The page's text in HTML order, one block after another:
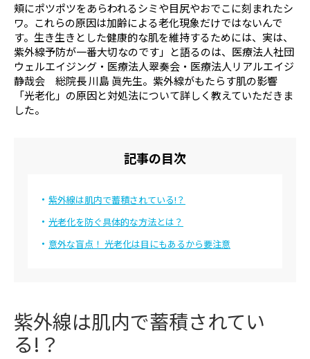
動画カテゴリ一覧
からだ（内科） からだ（外科）
こころ 感染症
更年期（男性・女
性）
泌尿器
ドクターなんでも相談室
美容ジャーナリストの「深堀りコラム」
生活習慣チェック
河合 隆徳 川島 眞
頬にポツポツをあらわれるシミや目尻やおでこに刻まれたシ
ワ。これらの原因は加齢による老化現象だけではないんで
す。生き生きとした健康的な肌を維持するためには、実は、
紫外線予防が一番大切なのです」と語るのは、医療法人社団
ウェルエイジング・医療法人翠奏会・医療法人リアルエイジ
静哉会 総院長 川島 眞先生。紫外線がもたらす肌の影響
「光老化」の原因と対処法について詳しく教えていただきま
した。
記事の目次
紫外線は肌内で蓄積されている!？
光老化を防ぐ具体的な方法とは？
意外な盲点！ 光老化は目にもあるから要注意
紫外線は肌内で蓄積されてい
る!？